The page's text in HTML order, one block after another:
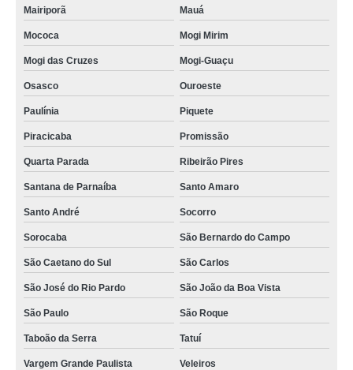
Mairiporã Mauá
Mococa Mogi Mirim
Mogi das Cruzes Mogi-Guaçu
Osasco Ouroeste
Paulínia Piquete
Piracicaba Promissão
Quarta Parada Ribeirão Pires
Santana de Parnaíba Santo Amaro
Santo André Socorro
Sorocaba São Bernardo do Campo
São Caetano do Sul São Carlos
São José do Rio Pardo São João da Boa Vista
São Paulo São Roque
Taboão da Serra Tatuí
Vargem Grande Paulista Veleiros